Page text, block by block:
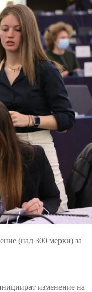
(над 300 мерки) за
изменение на